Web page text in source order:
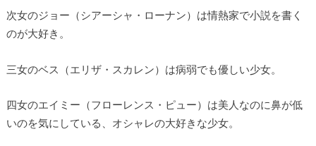
次女のジョー（シアーシャ・ローナン）は情熱家で小説を書く
のが大好き。
三女のベス（エリザ・スカレン）は病弱でも優しい少女。
四女のエイミー（フローレンス・ピュー）は美人なのに鼻が低
いのを気にしている、オシャレの大好きな少女。